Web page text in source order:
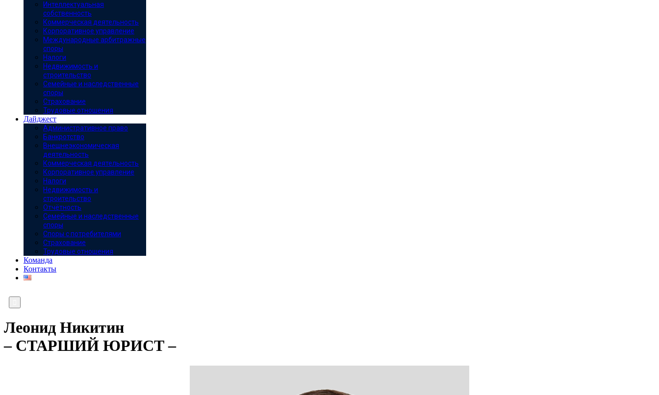
Интеллектуальная
собственность
Коммерческая деятельность
Корпоративное управление
Международные арбитражные
споры
Налоги
Недвижимость и
строительство
Семейные и наследственные
споры
Страхование
Трудовые отношения
Дайджест
Административное право
Банкротство
Внешнеэкономическая
деятельность
Коммерческая деятельность
Корпоративное управление
Налоги
Недвижимость и
строительство
Отчётность
Семейные и наследственные
споры
Споры с потребителями
Страхование
Трудовые отношения
Команда
Контакты
Леонид Никитин
– СТАРШИЙ ЮРИСТ –